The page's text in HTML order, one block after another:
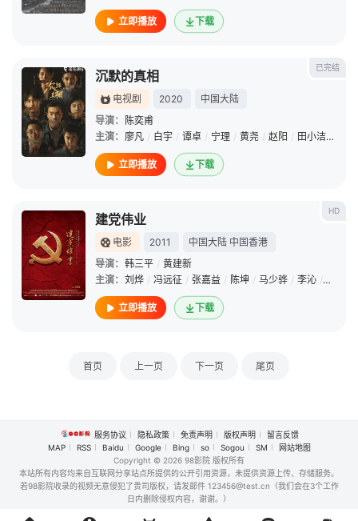
立即播放 下载
已完结
沉默的真相
电视剧 2020
中国大陆
导演：
陈奕甫
主演： 廖凡 / 白宇 / 谭卓 / 宁理 / 黄尧 / 赵阳 / 田小洁 /
立即播放 下载
HD
建党伟业
电影 2011 中国大陆 中国香港
导演： 韩三平 / 黄建新
主演： 刘烨 / 冯远征 / 张嘉益 / 陈坤 / 马少骅 / 李沁 / 周润发
立即播放 下载
首页 上一页 下一页 尾页
服务协议 隐私政策 免责声明 版权声明
留言反馈
MAP
RSS Baidu Google Bing so Sogou SM
网站地图
Copyright © 2026 98影院 版权所有
本站所有内容均来自互联网分享站点所提供的公开引用资源，未提供资源上传、存储服务。
若98影院收录的视频无意侵犯了贵司版权，请发邮件 123456@test.cn（我们会在3个工作
日内删除侵权内容，谢谢。）